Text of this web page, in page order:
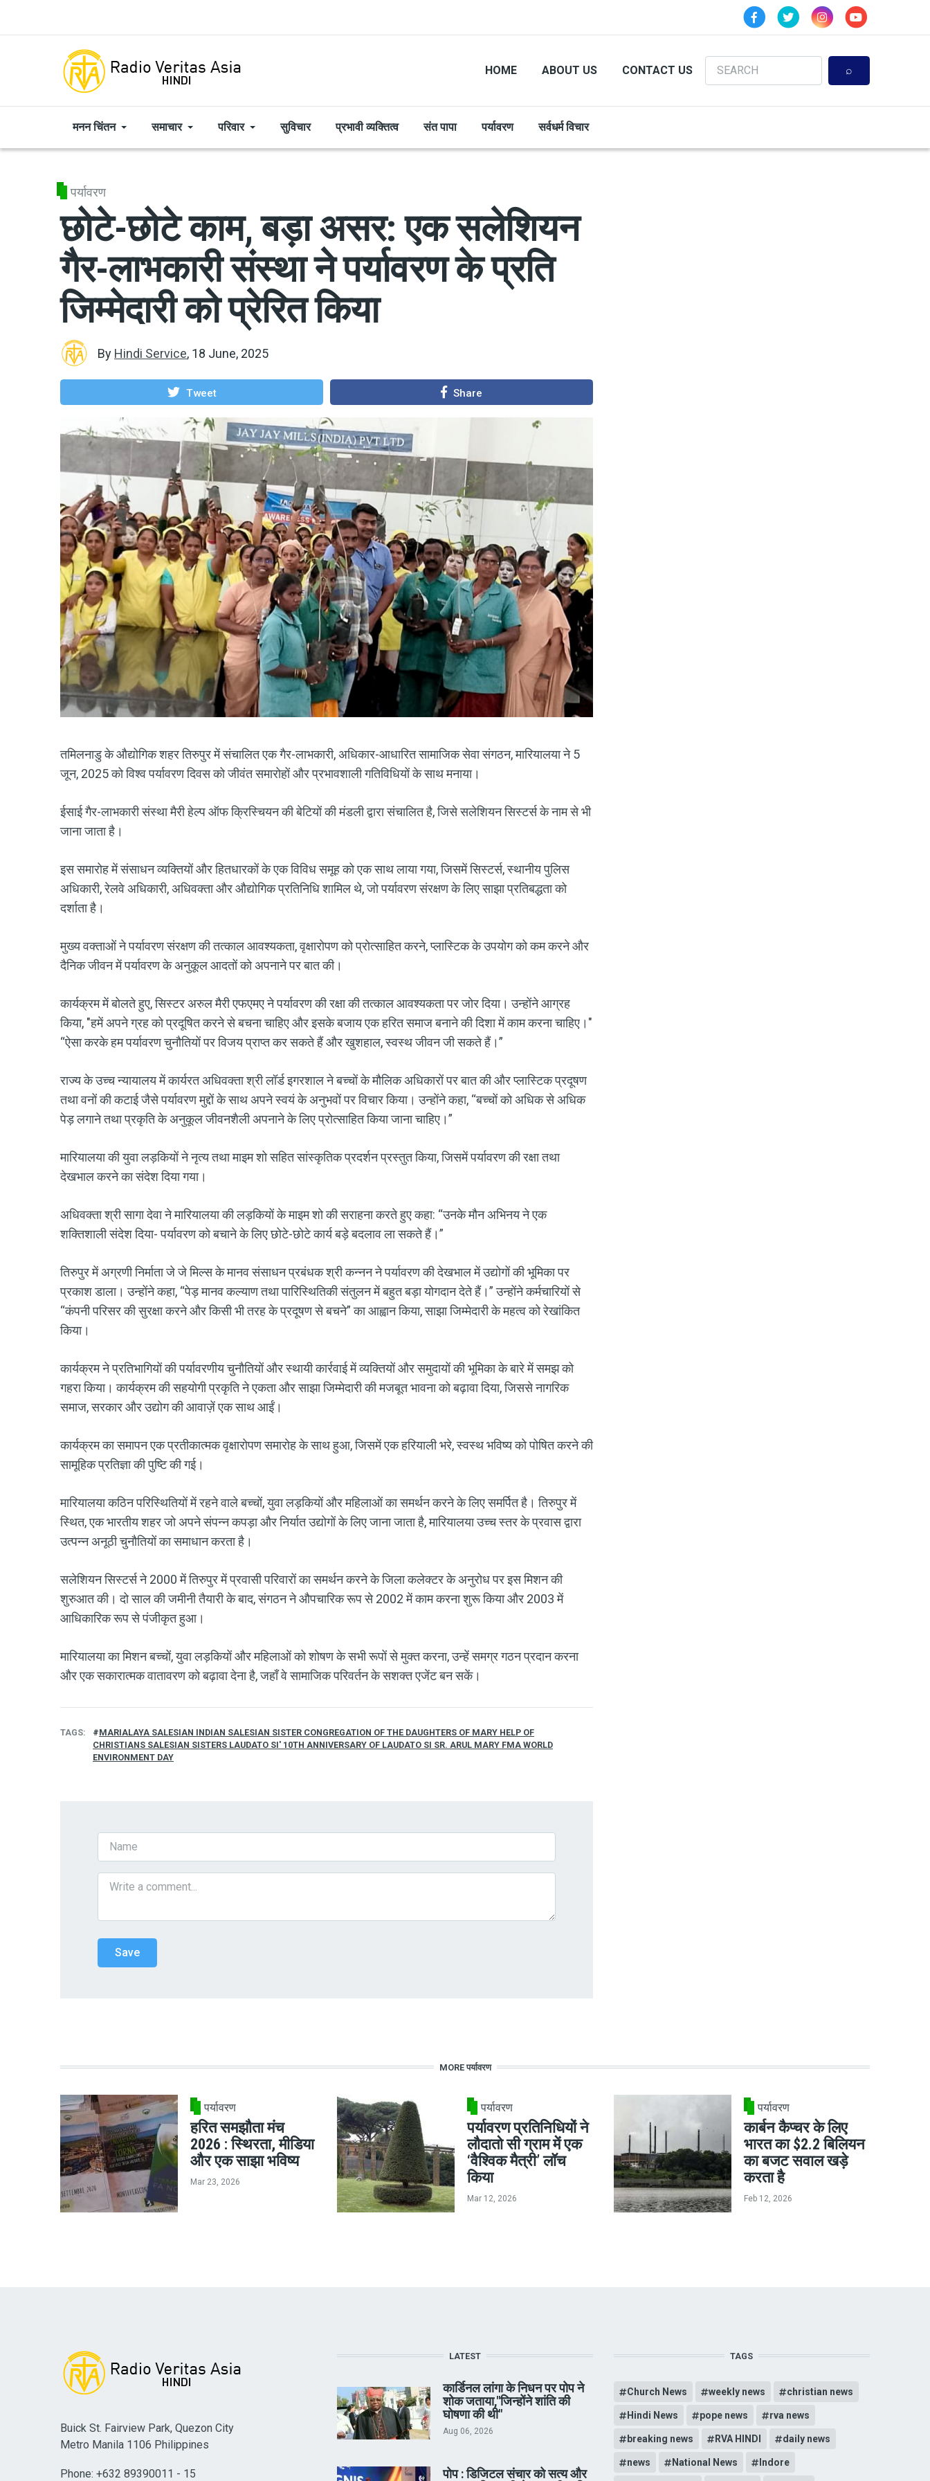
HOME ABOUT US CONTACT US
Search
मनन चिंतन समाचार परिवार सुविचार प्रभावी व्यक्तित्व संत पापा पर्यावरण सर्वधर्म विचार
पर्यावरण
छोटे-छोटे काम, बड़ा असर: एक सलेशियन
गैर-लाभकारी संस्था ने पर्यावरण के प्रति
जिम्मेदारी को प्रेरित किया
By Hindi Service, 18 June, 2025
Tweet Share
तमिलनाडु के औद्योगिक शहर तिरुपुर में संचालित एक गैर-लाभकारी, अधिकार-आधारित सामाजिक सेवा संगठन, मारियालया ने 5
जून, 2025 को विश्व पर्यावरण दिवस को जीवंत समारोहों और प्रभावशाली गतिविधियों के साथ मनाया।
ईसाई गैर-लाभकारी संस्था मैरी हेल्प ऑफ क्रिस्चियन की बेटियों की मंडली द्वारा संचालित है, जिसे सलेशियन सिस्टर्स के नाम से भी
जाना जाता है।
इस समारोह में संसाधन व्यक्तियों और हितधारकों के एक विविध समूह को एक साथ लाया गया, जिसमें सिस्टर्स, स्थानीय पुलिस
अधिकारी, रेलवे अधिकारी, अधिवक्ता और औद्योगिक प्रतिनिधि शामिल थे, जो पर्यावरण संरक्षण के लिए साझा प्रतिबद्धता को
दर्शाता है।
मुख्य वक्ताओं ने पर्यावरण संरक्षण की तत्काल आवश्यकता, वृक्षारोपण को प्रोत्साहित करने, प्लास्टिक के उपयोग को कम करने और
दैनिक जीवन में पर्यावरण के अनुकूल आदतों को अपनाने पर बात की।
कार्यक्रम में बोलते हुए, सिस्टर अरुल मैरी एफएमए ने पर्यावरण की रक्षा की तत्काल आवश्यकता पर जोर दिया। उन्होंने आग्रह
किया, "हमें अपने ग्रह को प्रदूषित करने से बचना चाहिए और इसके बजाय एक हरित समाज बनाने की दिशा में काम करना चाहिए।"
“ऐसा करके हम पर्यावरण चुनौतियों पर विजय प्राप्त कर सकते हैं और खुशहाल, स्वस्थ जीवन जी सकते हैं।”
राज्य के उच्च न्यायालय में कार्यरत अधिवक्ता श्री लॉर्ड इगरशाल ने बच्चों के मौलिक अधिकारों पर बात की और प्लास्टिक प्रदूषण
तथा वनों की कटाई जैसे पर्यावरण मुद्दों के साथ अपने स्वयं के अनुभवों पर विचार किया। उन्होंने कहा, “बच्चों को अधिक से अधिक
पेड़ लगाने तथा प्रकृति के अनुकूल जीवनशैली अपनाने के लिए प्रोत्साहित किया जाना चाहिए।”
मारियालया की युवा लड़कियों ने नृत्य तथा माइम शो सहित सांस्कृतिक प्रदर्शन प्रस्तुत किया, जिसमें पर्यावरण की रक्षा तथा
देखभाल करने का संदेश दिया गया।
अधिवक्ता श्री सागा देवा ने मारियालया की लड़कियों के माइम शो की सराहना करते हुए कहा: “उनके मौन अभिनय ने एक
शक्तिशाली संदेश दिया- पर्यावरण को बचाने के लिए छोटे-छोटे कार्य बड़े बदलाव ला सकते हैं।”
तिरुपुर में अग्रणी निर्माता जे जे मिल्स के मानव संसाधन प्रबंधक श्री कन्नन ने पर्यावरण की देखभाल में उद्योगों की भूमिका पर
प्रकाश डाला। उन्होंने कहा, “पेड़ मानव कल्याण तथा पारिस्थितिकी संतुलन में बहुत बड़ा योगदान देते हैं।” उन्होंने कर्मचारियों से
“कंपनी परिसर की सुरक्षा करने और किसी भी तरह के प्रदूषण से बचने” का आह्वान किया, साझा जिम्मेदारी के महत्व को रेखांकित
किया।
कार्यक्रम ने प्रतिभागियों की पर्यावरणीय चुनौतियों और स्थायी कार्रवाई में व्यक्तियों और समुदायों की भूमिका के बारे में समझ को
गहरा किया। कार्यक्रम की सहयोगी प्रकृति ने एकता और साझा जिम्मेदारी की मजबूत भावना को बढ़ावा दिया, जिससे नागरिक
समाज, सरकार और उद्योग की आवाज़ें एक साथ आईं।
कार्यक्रम का समापन एक प्रतीकात्मक वृक्षारोपण समारोह के साथ हुआ, जिसमें एक हरियाली भरे, स्वस्थ भविष्य को पोषित करने की
सामूहिक प्रतिज्ञा की पुष्टि की गई।
मारियालया कठिन परिस्थितियों में रहने वाले बच्चों, युवा लड़कियों और महिलाओं का समर्थन करने के लिए समर्पित है। तिरुपुर में
स्थित, एक भारतीय शहर जो अपने संपन्न कपड़ा और निर्यात उद्योगों के लिए जाना जाता है, मारियालया उच्च स्तर के प्रवास द्वारा
उत्पन्न अनूठी चुनौतियों का समाधान करता है।
सलेशियन सिस्टर्स ने 2000 में तिरुपुर में प्रवासी परिवारों का समर्थन करने के जिला कलेक्टर के अनुरोध पर इस मिशन की
शुरुआत की। दो साल की जमीनी तैयारी के बाद, संगठन ने औपचारिक रूप से 2002 में काम करना शुरू किया और 2003 में
आधिकारिक रूप से पंजीकृत हुआ।
मारियालया का मिशन बच्चों, युवा लड़कियों और महिलाओं को शोषण के सभी रूपों से मुक्त करना, उन्हें समग्र गठन प्रदान करना
और एक सकारात्मक वातावरण को बढ़ावा देना है, जहाँ वे सामाजिक परिवर्तन के सशक्त एजेंट बन सकें।
TAGS
MARIALAYA SALESIAN INDIAN SALESIAN SISTER CONGREGATION OF THE DAUGHTERS OF MARY HELP OF
CHRISTIANS SALESIAN SISTERS LAUDATO SI' 10TH ANNIVERSARY OF LAUDATO SI SR. ARUL MARY FMA WORLD
ENVIRONMENT DAY
MORE पर्यावरण
पर्यावरण
हरित समझौता मंच
2026 : स्थिरता, मीडिया
और एक साझा भविष्य
Mar 23, 2026
पर्यावरण
पर्यावरण प्रतिनिधियों ने
लौदातो सी ग्राम में एक
‘वैश्विक मैत्री’ लॉच
किया
Mar 12, 2026
पर्यावरण
कार्बन कैप्चर के लिए
भारत का $2.2 बिलियन
का बजट सवाल खड़े
करता है
Feb 12, 2026
Buick St. Fairview Park, Quezon City
Metro Manila 1106 Philippines
Phone: +632 89390011 - 15
LATEST
कार्डिनल लांगा के निधन पर पोप ने
शोक जताया,"जिन्होंने शांति की
घोषणा की थी"
Aug 06, 2026
पोप : डिजिटल संचार को सत्य और
TAGS
Church News weekly news christian news
Hindi News pope news rva news
breaking news RVA HINDI daily news
news National News Indore